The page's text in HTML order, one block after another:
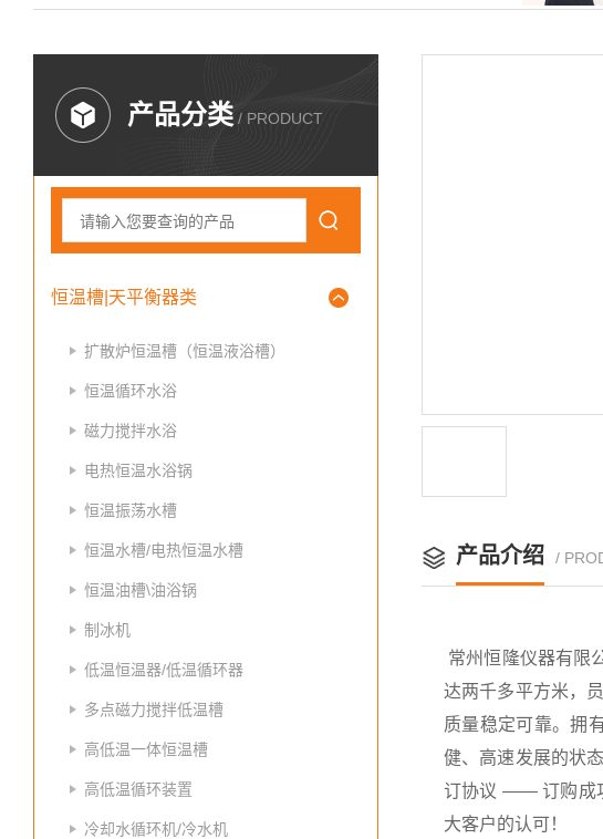
产品分类 / PRODUCT
恒温槽|天平衡器类
扩散炉恒温槽（恒温液浴槽）
恒温循环水浴
磁力搅拌水浴
电热恒温水浴锅
恒温振荡水槽
恒温水槽/电热恒温水槽
恒温油槽\油浴锅
制冰机
低温恒温器/低温循环器
多点磁力搅拌低温槽
高低温一体恒温槽
高低温循环装置
冷却水循环机/冷水机
产品介绍 /
常州恒隆仪器有限
达两千多平方米，
质量稳定可靠。拥
健、高速发展的状
订协议 —— 订购成
大客户的认可！